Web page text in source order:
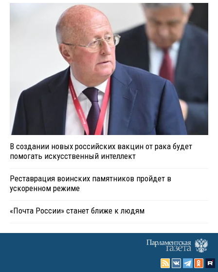
В создании новых российских вакцин от рака будет
помогать искусственный интеллект
Реставрация воинских памятников пройдет в
ускоренном режиме
«Почта России» станет ближе к людям